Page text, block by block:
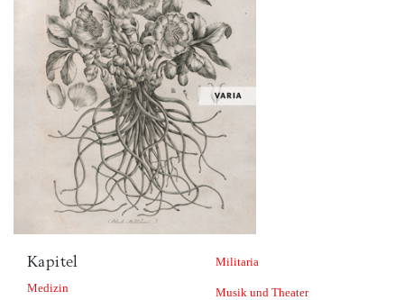
Kapitel
Medizin
Militaria
Musik und Theater